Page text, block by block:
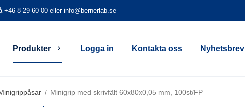
+46 8 29 60 00 eller info@bernerlab.se
Produkter Logga in Kontakta oss Nyhetsbrev
/ Minigrip med skrivfält 60x80x0,05 mm, 100st/FP